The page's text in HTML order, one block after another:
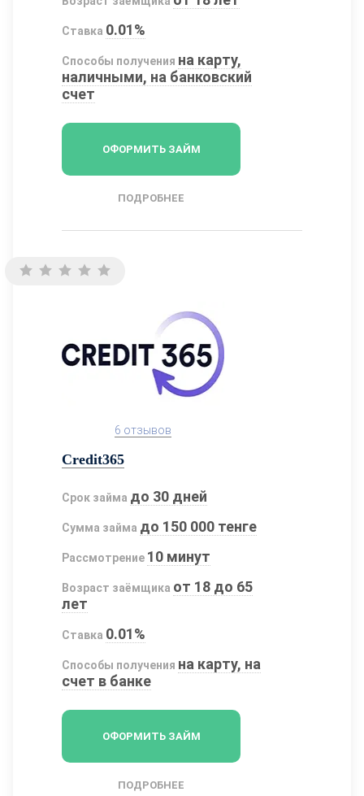
Ставка 0.01%
Способы получения на карту,
наличными, на банковский
счет
ОФОРМИТЬ ЗАЙМ
ПОДРОБНЕЕ
6 отзывов
Credit365
Срок займа до 30 дней
Сумма займа до 150 000 тенге
Рассмотрение 10 минут
Возраст заёмщика от 18 до 65
лет
Ставка 0.01%
Способы получения на карту, на
счет в банке
ОФОРМИТЬ ЗАЙМ
ПОДРОБНЕЕ